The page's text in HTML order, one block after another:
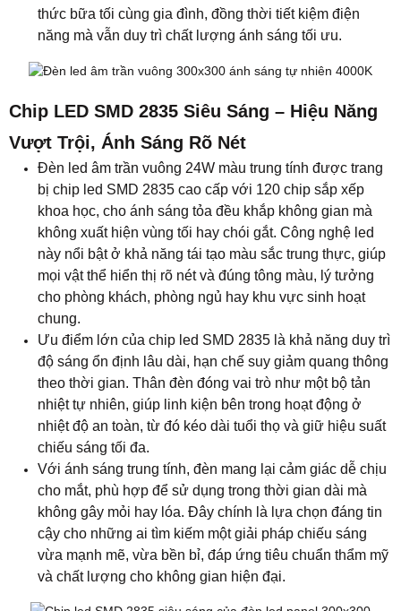
thức bữa tối cùng gia đình, đồng thời tiết kiệm điện
năng mà vẫn duy trì chất lượng ánh sáng tối ưu.
Chip LED SMD 2835 Siêu Sáng – Hiệu Năng
Vượt Trội, Ánh Sáng Rõ Nét
Đèn led âm trần vuông 24W màu trung tính được trang
bị chip led SMD 2835 cao cấp với 120 chip sắp xếp
khoa học, cho ánh sáng tỏa đều khắp không gian mà
không xuất hiện vùng tối hay chói gắt. Công nghệ led
này nổi bật ở khả năng tái tạo màu sắc trung thực, giúp
mọi vật thể hiển thị rõ nét và đúng tông màu, lý tưởng
cho phòng khách, phòng ngủ hay khu vực sinh hoạt
chung.
Ưu điểm lớn của chip led SMD 2835 là khả năng duy trì
độ sáng ổn định lâu dài, hạn chế suy giảm quang thông
theo thời gian. Thân đèn đóng vai trò như một bộ tản
nhiệt tự nhiên, giúp linh kiện bên trong hoạt động ở
nhiệt độ an toàn, từ đó kéo dài tuổi thọ và giữ hiệu suất
chiếu sáng tối đa.
Với ánh sáng trung tính, đèn mang lại cảm giác dễ chịu
cho mắt, phù hợp để sử dụng trong thời gian dài mà
không gây mỏi hay lóa. Đây chính là lựa chọn đáng tin
cậy cho những ai tìm kiếm một giải pháp chiếu sáng
vừa mạnh mẽ, vừa bền bỉ, đáp ứng tiêu chuẩn thẩm mỹ
và chất lượng cho không gian hiện đại.